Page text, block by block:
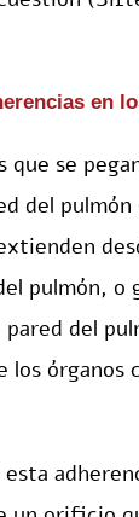
en
se
del pulmón
pulmón, o
del
los órganos